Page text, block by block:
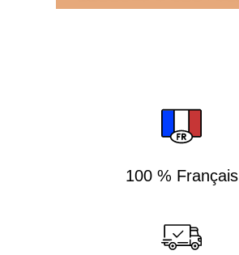
100 % Français